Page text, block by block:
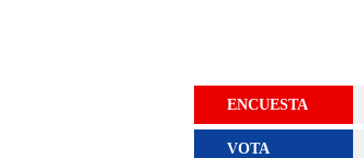
ENCUESTA
VOTA